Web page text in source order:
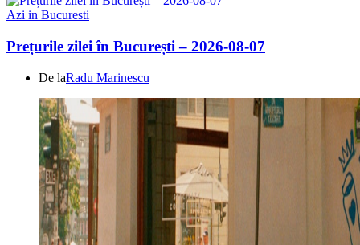
Azi in Bucuresti
Prețurile zilei în București – 2026-08-07
De laRadu Marinescu